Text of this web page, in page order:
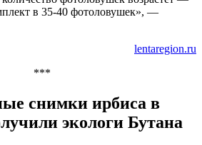
в 35-40 фотоловушек», —
lentaregion.ru
***
снимки ирбиса в
экологи Бутана